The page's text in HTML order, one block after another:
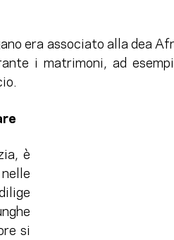
era associato alla dea
i matrimoni, ad
è
si